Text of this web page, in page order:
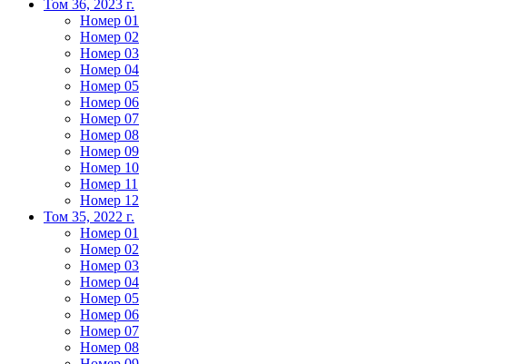
Том 36, 2023 г.
Номер 01
Номер 02
Номер 03
Номер 04
Номер 05
Номер 06
Номер 07
Номер 08
Номер 09
Номер 10
Номер 11
Номер 12
Том 35, 2022 г.
Номер 01
Номер 02
Номер 03
Номер 04
Номер 05
Номер 06
Номер 07
Номер 08